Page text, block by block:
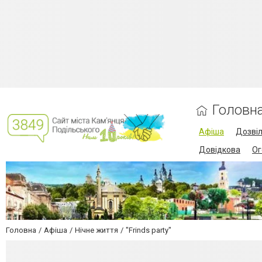
Афіша
Довідкова
Головна Афіша Нічне життя "Frinds party"